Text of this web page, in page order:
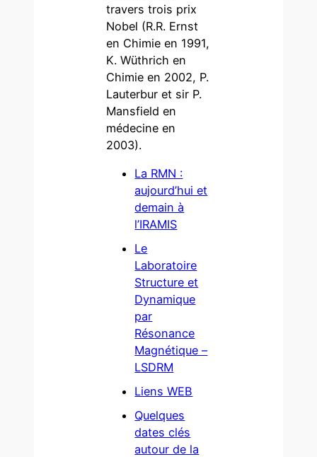
travers trois prix
Nobel (R.R. Ernst
en Chimie en 1991,
K. Wüthrich en
Chimie en 2002, P.
Lauterbur et sir P.
Mansfield en
médecine en
2003).
La RMN :
aujourd’hui et
demain à
l’IRAMIS
Le
Laboratoire
Structure et
Dynamique
par
Résonance
Magnétique –
LSDRM
Liens WEB
Quelques
dates clés
autour de la